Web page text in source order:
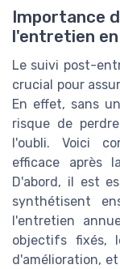
Importance
l'entretien
Le suivi post-
crucial pour
En effet, sans
risque de
l'oubli. Voici
efficace après
D'abord, il est
synthétisent
l'entretien
objectifs fixés,
d'amélioration,